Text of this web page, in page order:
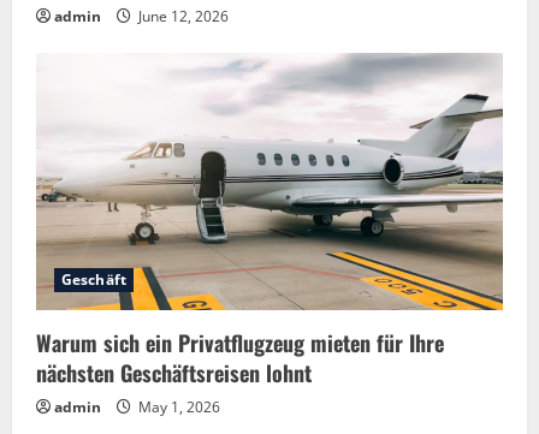
admin June 12, 2026
Geschäft
Warum sich ein Privatflugzeug mieten für Ihre
nächsten Geschäftsreisen lohnt
admin May 1, 2026